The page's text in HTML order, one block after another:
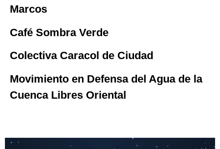
Marcos
Café Sombra Verde
Colectiva Caracol de Ciudad
Movimiento en Defensa del Agua de la
Cuenca Libres Oriental